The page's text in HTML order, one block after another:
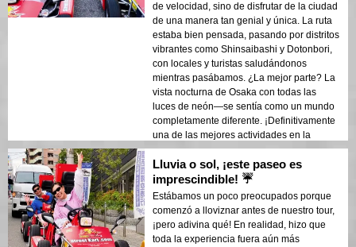
de velocidad, sino de disfrutar de la ciudad
de una manera tan genial y única. La ruta
estaba bien pensada, pasando por distritos
vibrantes como Shinsaibashi y Dotonbori,
con locales y turistas saludándonos
mientras pasábamos. ¿La mejor parte? La
vista nocturna de Osaka con todas las
luces de neón—se sentía como un mundo
completamente diferente. ¡Definitivamente
una de las mejores actividades en la
ciudad!
Lluvia o sol, ¡este paseo es
imprescindible! ☔
Estábamos un poco preocupados porque
comenzó a lloviznar antes de nuestro tour,
¡pero adivina qué! En realidad, hizo que
toda la experiencia fuera aún más